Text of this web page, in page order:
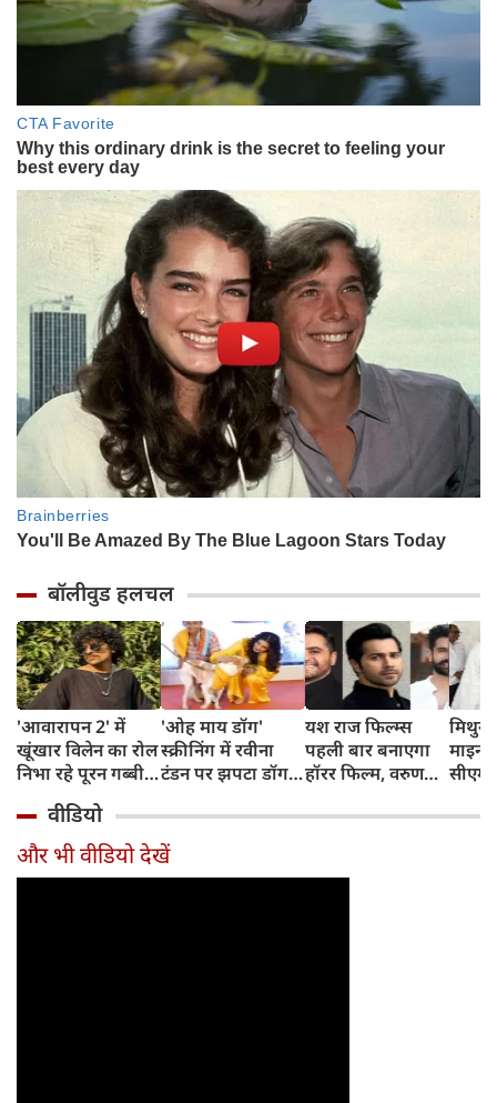
बॉलीवुड हलचल
'आवारापन 2' में
खूंखार विलेन का रोल
निभा रहे पूरन गब्बी
संग है खास रिश्ता
'ओह माय डॉग'
स्क्रीनिंग में रवीना
टंडन पर झपटा डॉग,
ने ऐसे दिखाई
दरियादिली
यश राज फिल्म्स
पहली बार बनाएगा
हॉरर फिल्म, वरुण
रोल
मिथुन
सीएम
पहुंचे
वीडियो
और भी वीडियो देखें